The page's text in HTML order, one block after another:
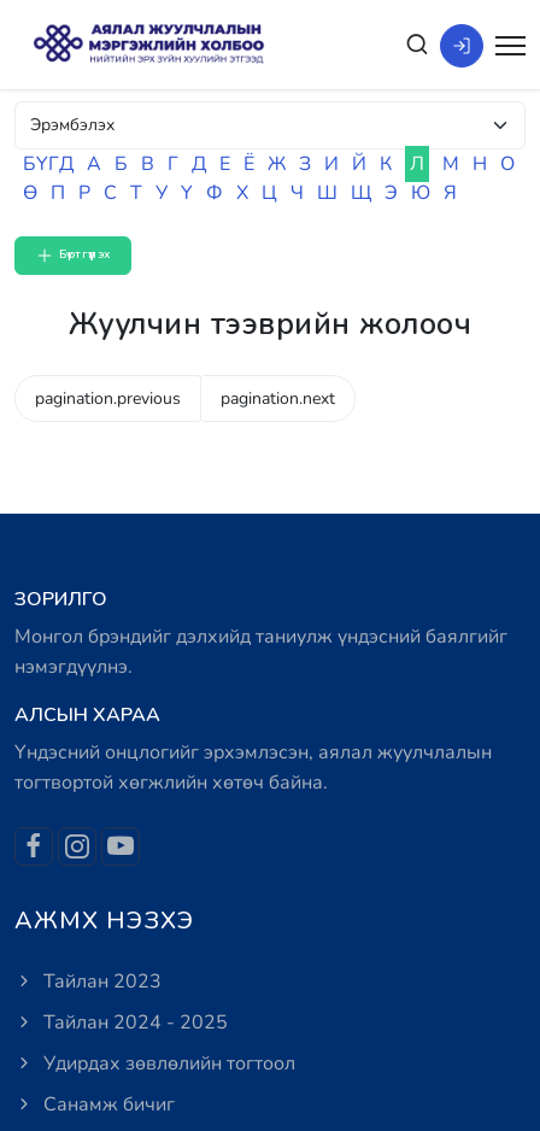
БҮГД А Б В Г Д Е Ё Ж З И Й К Л М Н О
Ө П Р С Т У Ү Ф Х Ц Ч Ш Щ Э Ю Я
Бүртгүүлэх
Жуулчин тээврийн жолооч
pagination.previous pagination.next
ЗОРИЛГО
Монгол брэндийг дэлхийд таниулж үндэсний баялгийг
нэмэгдүүлнэ.
АЛСЫН ХАРАА
Үндэсний онцлогийг эрхэмлэсэн, аялал жуулчлалын
тогтвортой хөгжлийн хөтөч байна.
АЖМХ НЭЗХЭ
Тайлан 2023
Тайлан 2024 - 2025
Удирдах зөвлөлийн тогтоол
Санамж бичиг